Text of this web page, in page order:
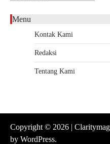
Menu
Kontak Kami
Redaksi
Tentang Kami
Copyright © 2026 |
by WordPress.